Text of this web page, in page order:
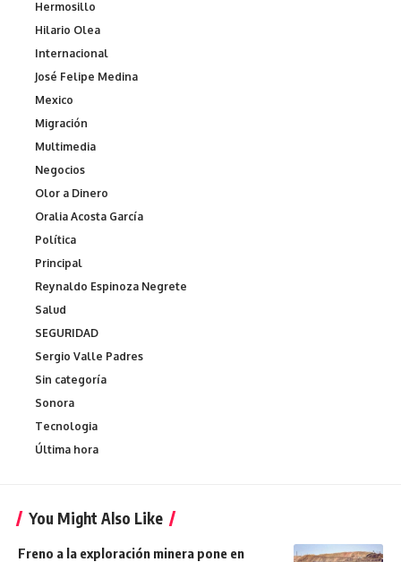
Hermosillo
Hilario Olea
Internacional
José Felipe Medina
Mexico
Migración
Multimedia
Negocios
Olor a Dinero
Oralia Acosta García
Política
Principal
Reynaldo Espinoza Negrete
Salud
SEGURIDAD
Sergio Valle Padres
Sin categoría
Sonora
Tecnologia
Última hora
You Might Also Like
Freno a la exploración minera pone en